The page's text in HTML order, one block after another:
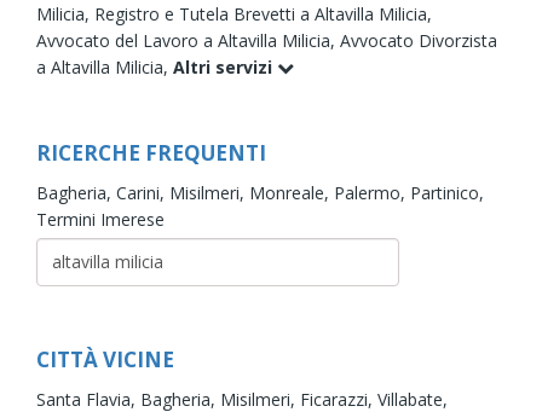
Milicia, Registro e Tutela Brevetti a Altavilla Milicia,
Avvocato del Lavoro a Altavilla Milicia, Avvocato Divorzista
a Altavilla Milicia, Altri servizi
RICERCHE FREQUENTI
Bagheria, Carini, Misilmeri, Monreale, Palermo, Partinico,
Termini Imerese
CITTÀ VICINE
Santa Flavia, Bagheria, Misilmeri, Ficarazzi, Villabate,